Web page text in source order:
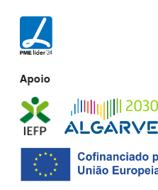
Apoio